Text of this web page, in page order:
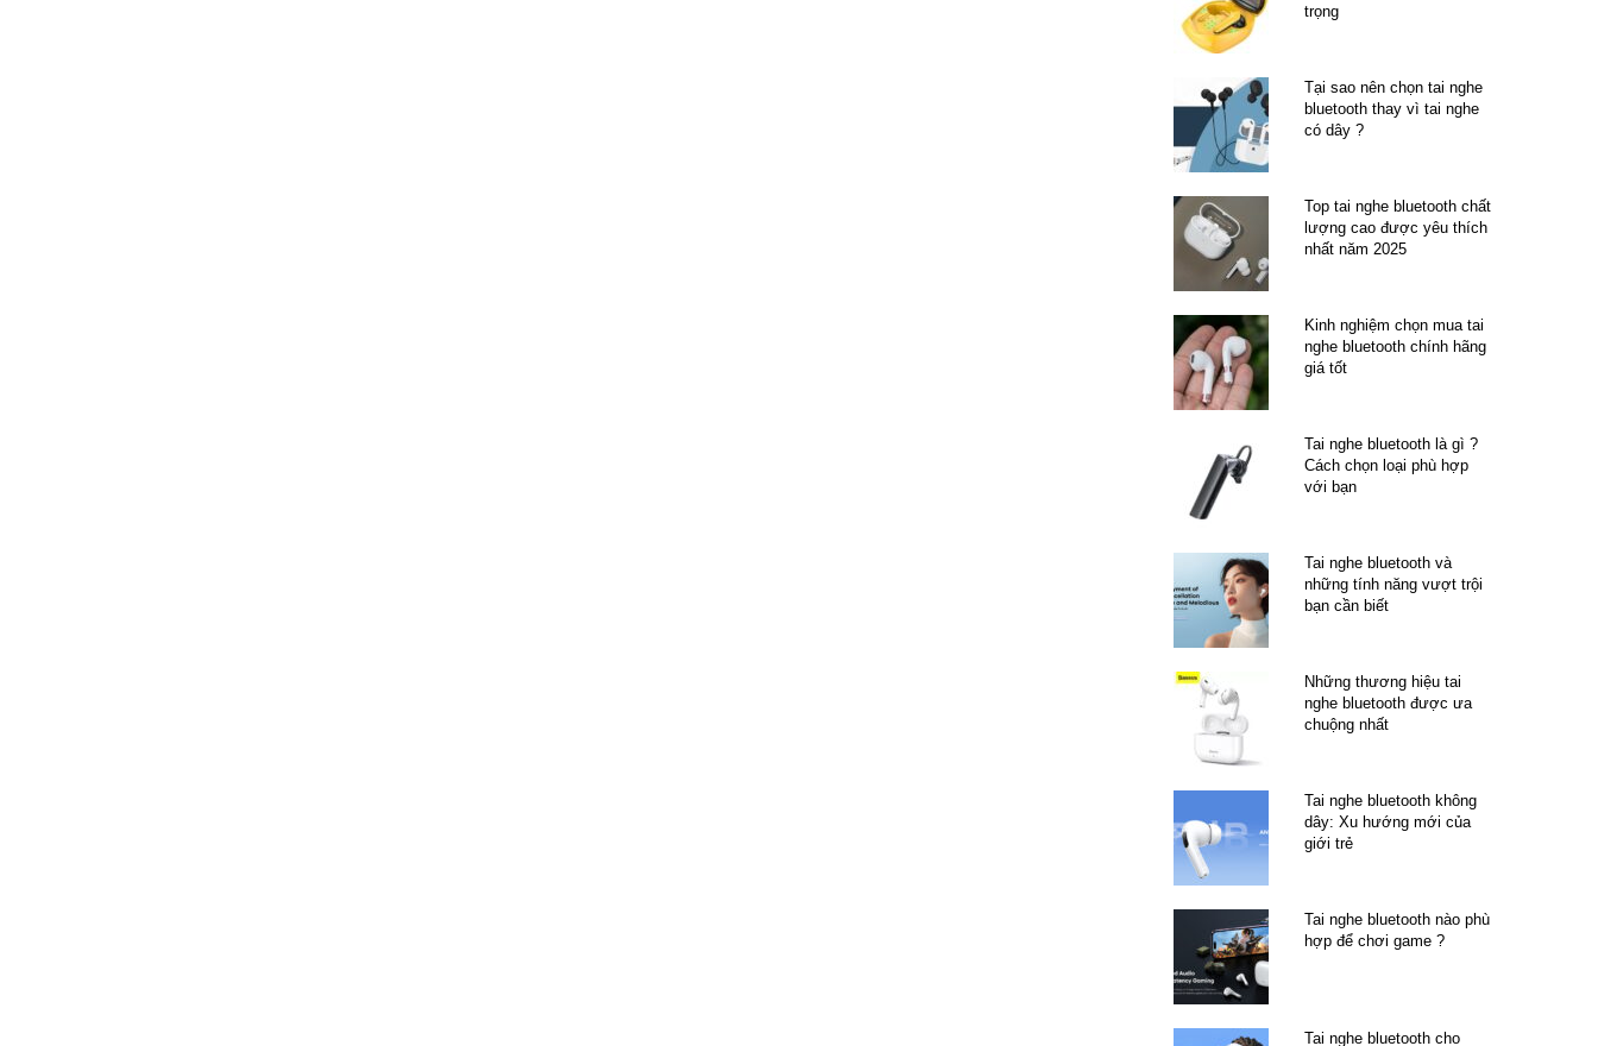
trọng
Tại sao nên chọn tai nghe
bluetooth thay vì tai nghe
có dây ?
Top tai nghe bluetooth chất
lượng cao được yêu thích
nhất năm 2025
Kinh nghiệm chọn mua tai
nghe bluetooth chính hãng
giá tốt
Tai nghe bluetooth là gì ?
Cách chọn loại phù hợp
với bạn
Tai nghe bluetooth và
những tính năng vượt trội
bạn cần biết
Những thương hiệu tai
nghe bluetooth được ưa
chuộng nhất
Tai nghe bluetooth không
dây: Xu hướng mới của
giới trẻ
Tai nghe bluetooth nào phù
hợp để chơi game ?
Tai nghe bluetooth cho